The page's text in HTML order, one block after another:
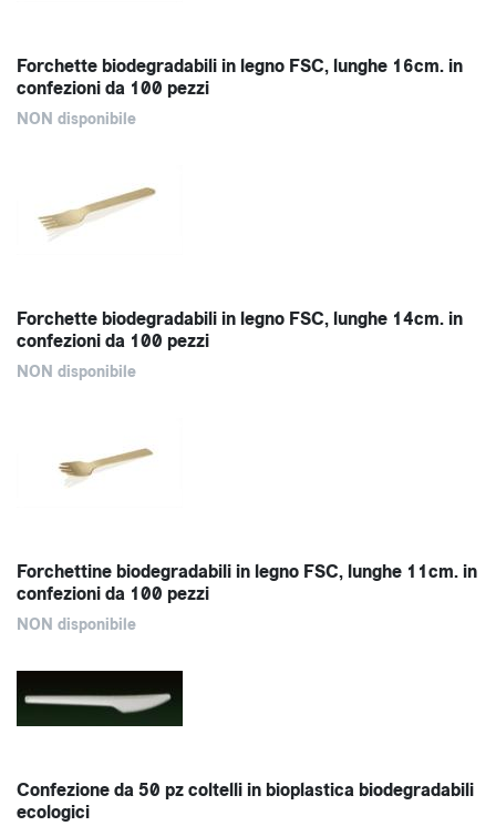
Forchette biodegradabili in legno FSC, lunghe 16cm. in
confezioni da 100 pezzi
NON disponibile
Forchette biodegradabili in legno FSC, lunghe 14cm. in
confezioni da 100 pezzi
NON disponibile
Forchettine biodegradabili in legno FSC, lunghe 11cm. in
confezioni da 100 pezzi
NON disponibile
Confezione da 50 pz coltelli in bioplastica biodegradabili
ecologici